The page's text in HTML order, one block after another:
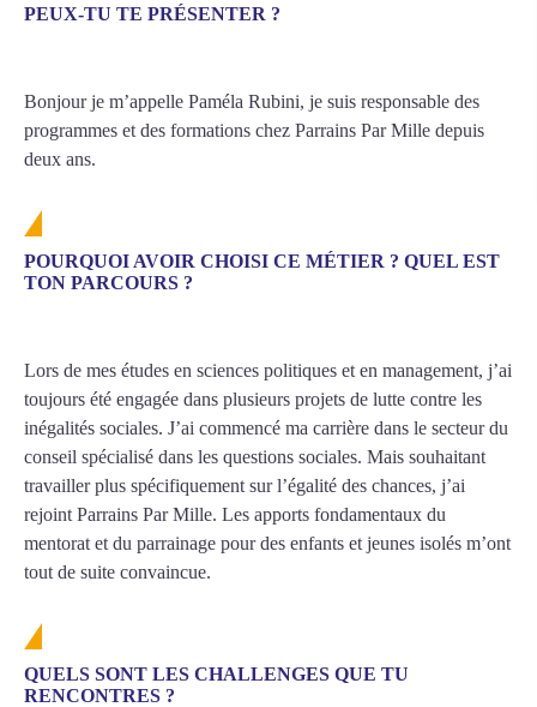
PEUX-TU TE PRÉSENTER ?
Bonjour je m’appelle Paméla Rubini, je suis responsable des
programmes et des formations chez Parrains Par Mille depuis
deux ans.
POURQUOI AVOIR CHOISI CE MÉTIER ? QUEL EST
TON PARCOURS ?
Lors de mes études en sciences politiques et en management, j’ai
toujours été engagée dans plusieurs projets de lutte contre les
inégalités sociales. J’ai commencé ma carrière dans le secteur du
conseil spécialisé dans les questions sociales. Mais souhaitant
travailler plus spécifiquement sur l’égalité des chances, j’ai
rejoint Parrains Par Mille. Les apports fondamentaux du
mentorat et du parrainage pour des enfants et jeunes isolés m’ont
tout de suite convaincue.
QUELS SONT LES CHALLENGES QUE TU
RENCONTRES ?